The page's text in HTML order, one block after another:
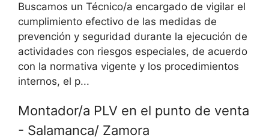
Buscamos un Técnico/a encargado de vigilar el
cumplimiento efectivo de las medidas de
prevención y seguridad durante la ejecución de
actividades con riesgos especiales, de acuerdo
con la normativa vigente y los procedimientos
internos, el p...
Montador/a PLV en el punto de venta
- Salamanca/ Zamora